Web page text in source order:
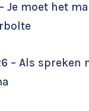
Je moet het
– Als spreken